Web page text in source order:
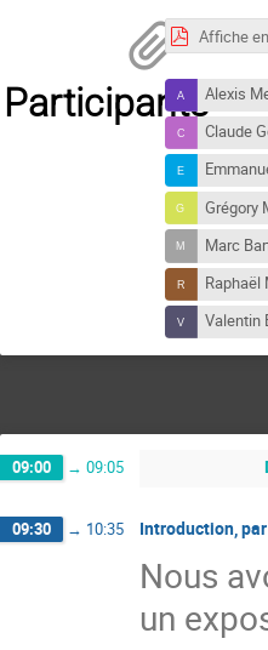
Affiche
ParticipantsAlexis
Claude
Grégory
Marc
Raphaël
Valentin
09:00 → 09:05
09:30 → 10:35 Introduction,
Nous
un